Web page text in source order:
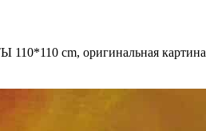
cm, оригинальная картина